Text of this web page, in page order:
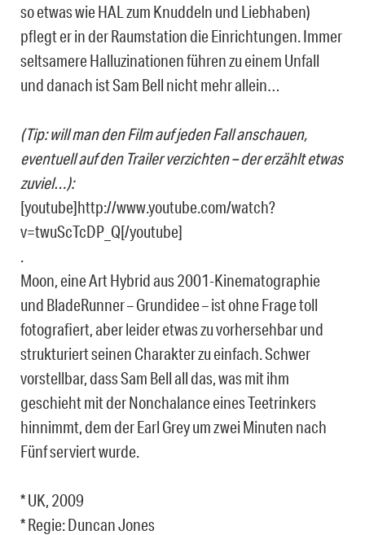
so etwas wie HAL zum Knuddeln und Liebhaben)
pflegt er in der Raumstation die Einrichtungen. Immer
seltsamere Halluzinationen führen zu einem Unfall
und danach ist Sam Bell nicht mehr allein…
(Tip: will man den Film auf jeden Fall anschauen,
eventuell auf den Trailer verzichten – der erzählt etwas
zuviel…):
[youtube]http://www.youtube.com/watch?
v=twuScTcDP_Q[/youtube]
.
Moon, eine Art Hybrid aus 2001-Kinematographie
und BladeRunner – Grundidee – ist ohne Frage toll
fotografiert, aber leider etwas zu vorhersehbar und
strukturiert seinen Charakter zu einfach. Schwer
vorstellbar, dass Sam Bell all das, was mit ihm
geschieht mit der Nonchalance eines Teetrinkers
hinnimmt, dem der Earl Grey um zwei Minuten nach
Fünf serviert wurde.
* UK, 2009
* Regie: Duncan Jones